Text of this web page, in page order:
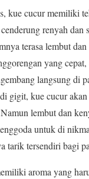
kue cucur memiliki
renyah dan
terasa lembut
yang
langsung di
gigit, kue cucur
lembut dan
untuk di
tarik tersendiri bagi
aroma yang